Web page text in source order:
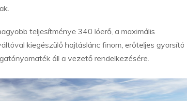
teljesítménye 340 lóerő, a maximális
kiegészülő hajtáslánc finom, erőteljes gyorsító
áll a vezető rendelkezésére.